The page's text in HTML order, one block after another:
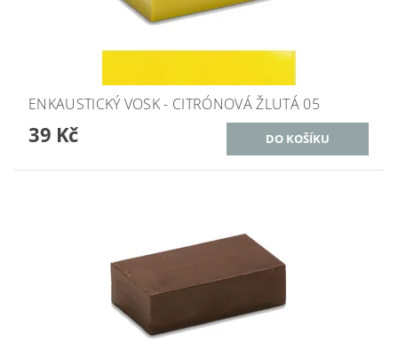
ENKAUSTICKÝ VOSK - CITRÓNOVÁ ŽLUTÁ 05
39 Kč